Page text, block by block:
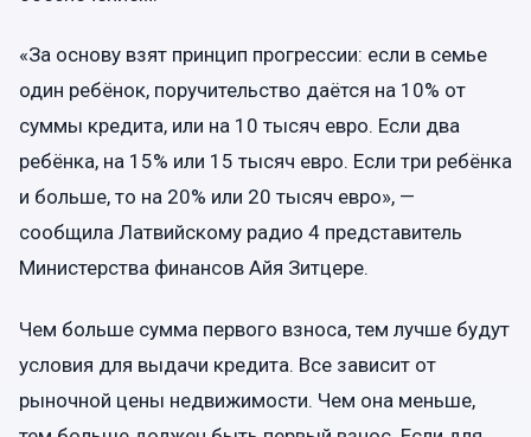
«За основу взят принцип прогрессии: если в семье
один ребёнок, поручительство даётся на 10% от
суммы кредита, или на 10 тысяч евро. Если два
ребёнка, на 15% или 15 тысяч евро. Если три ребёнка
и больше, то на 20% или 20 тысяч евро», —
сообщила Латвийскому радио 4 представитель
Министерства финансов Айя Зитцере.
Чем больше сумма первого взноса, тем лучше будут
условия для выдачи кредита. Все зависит от
рыночной цены недвижимости. Чем она меньше,